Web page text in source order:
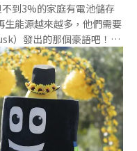
到3%的家庭有電池儲存
生能源越來越多，他們需要
）發出的那個豪語吧！」
執行長馬斯克曾投資
蓋好，不然免錢」，以緩解
這座當時世界上最大的電
著尖峰時間湧入的屋頂光
網壅塞，但不是每個人都
大選期間提出2億澳元（約
畫，讓家戶不用裝電池，